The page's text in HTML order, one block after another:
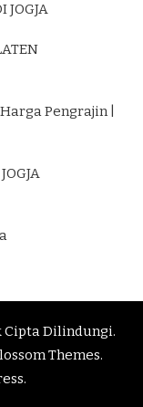
JOGJA
Pengrajin |
Cipta Dilindungi.
Themes.
.